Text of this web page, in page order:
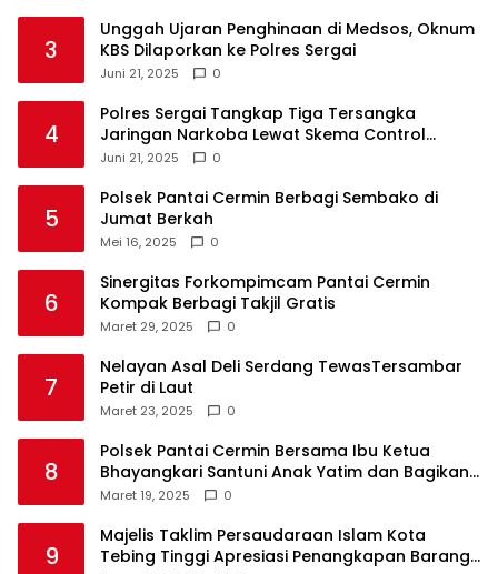
3
Unggah Ujaran Penghinaan di Medsos, Oknum
KBS Dilaporkan ke Polres Sergai
Juni 21, 2025 0
4
Polres Sergai Tangkap Tiga Tersangka
Jaringan Narkoba Lewat Skema Control
Delivery
Juni 21, 2025 0
5
Polsek Pantai Cermin Berbagi Sembako di
Jumat Berkah
Mei 16, 2025 0
6
Sinergitas Forkompimcam Pantai Cermin
Kompak Berbagi Takjil Gratis
Maret 29, 2025 0
7
Nelayan Asal Deli Serdang TewasTersambar
Petir di Laut
Maret 23, 2025 0
8
Polsek Pantai Cermin Bersama Ibu Ketua
Bhayangkari Santuni Anak Yatim dan Bagikan
Takjil
Maret 19, 2025 0
9
Majelis Taklim Persaudaraan Islam Kota
Tebing Tinggi Apresiasi Penangkapan Barang